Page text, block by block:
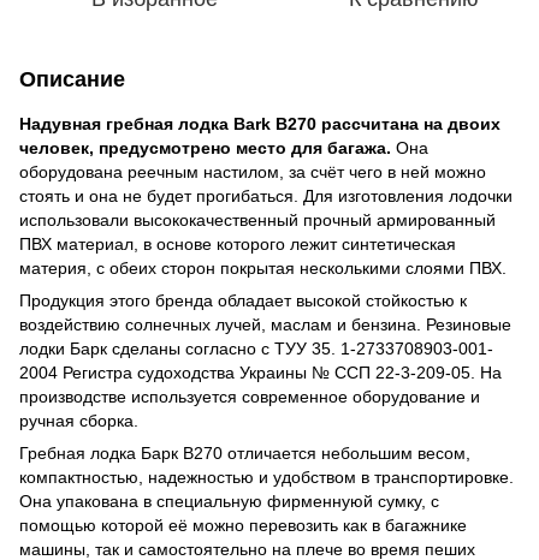
Описание
Надувная гребная лодка Bark B270 рассчитана на двоих
человек, предусмотрено место для багажа. Она
оборудована реечным настилом, за счёт чего в ней можно
стоять и она не будет прогибаться. Для изготовления лодочки
использовали высококачественный прочный армированный
ПВХ материал, в основе которого лежит синтетическая
материя, с обеих сторон покрытая несколькими слоями ПВХ.
Продукция этого бренда обладает высокой стойкостью к
воздействию солнечных лучей, маслам и бензина. Резиновые
лодки Барк сделаны согласно с ТУУ 35. 1-2733708903-001-
2004 Регистра судоходства Украины № ССП 22-3-209-05. На
производстве используется современное оборудование и
ручная сборка.
Гребная лодка Барк B270 отличается небольшим весом,
компактностью, надежностью и удобством в транспортировке.
Она упакована в специальную фирменнуюй сумку, с
помощью которой её можно перевозить как в багажнике
машины, так и самостоятельно на плече во время пеших